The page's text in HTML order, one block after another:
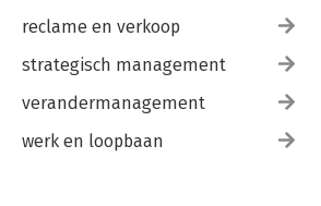
reclame en verkoop
strategisch management
verandermanagement
werk en loopbaan